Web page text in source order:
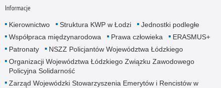
Informacje
Kierownictwo Struktura KWP w Łodzi
Jednostki podległe
Współpraca międzynarodowa
Prawa człowieka
ERASMUS+
Patronaty
NSZZ Policjantów Województwa Łódzkiego
Organizacji Województwa Łódzkiego Związku Zawodowego
Policyjna Solidarność
Zarząd Wojewódzki Stowarzyszenia Emerytów i Rencistów w